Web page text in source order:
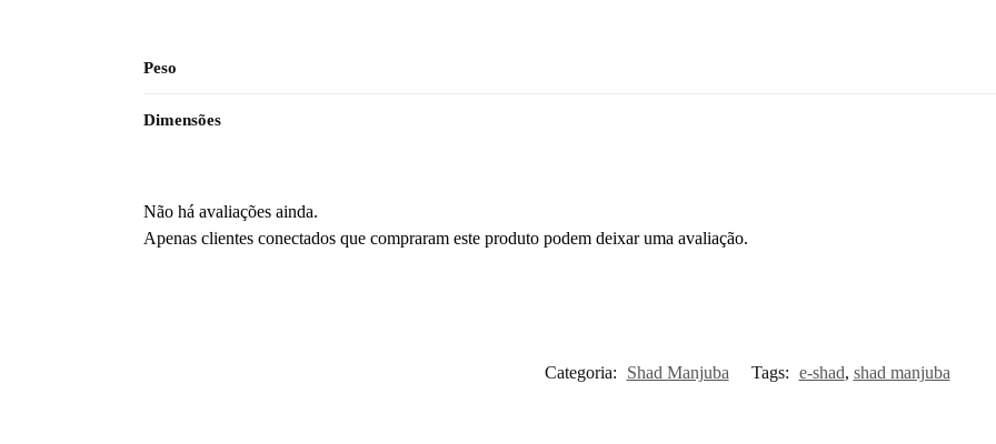
Peso
Dimensões
Não há avaliações ainda.
Apenas clientes conectados que compraram este produto podem deixar uma avaliação.
Categoria: Shad Manjuba Tags: e-shad, shad manjuba